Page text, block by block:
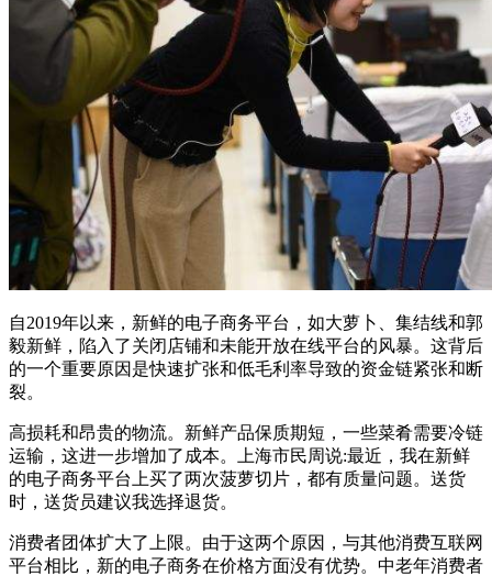
自2019年以来，新鲜的电子商务平台，如大萝卜、集结线和郭
毅新鲜，陷入了关闭店铺和未能开放在线平台的风暴。这背后
的一个重要原因是快速扩张和低毛利率导致的资金链紧张和断
裂。
高损耗和昂贵的物流。新鲜产品保质期短，一些菜肴需要冷链
运输，这进一步增加了成本。上海市民周说:最近，我在新鲜
的电子商务平台上买了两次菠萝切片，都有质量问题。送货
时，送货员建议我选择退货。
消费者团体扩大了上限。由于这两个原因，与其他消费互联网
平台相比，新的电子商务在价格方面没有优势。中老年消费者